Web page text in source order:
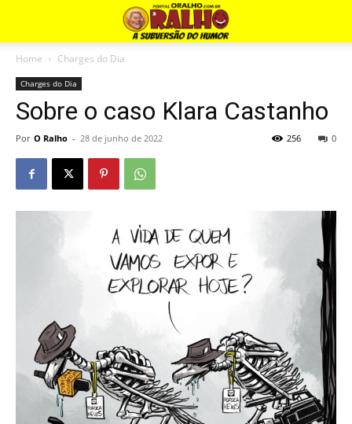
Home Charges do Dia
Charges do Dia
Sobre o caso Klara Castanho
Por O Ralho - 28 de junho de 2022 0
256